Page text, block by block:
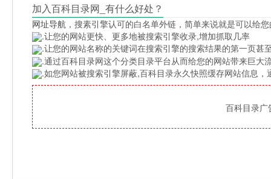
加入百科目录网_有什么好处？
网址导航 ，搜素引擎认可的白名单外链，简单来说就是可以给
.让您的网站更快、更多地被搜索引擎收录,增加抓取几率
.让您的网站名称的关键词在搜索引擎的搜索结果的第一页甚
.通过百科目录网这个分类目录平台从而给您的网站带来巨大
.如您网站被搜索引擎屏蔽,百科目录永久快照缓存网站信息
百科目录